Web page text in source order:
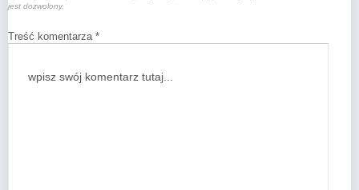
jest dozwolony.
Treść komentarza *